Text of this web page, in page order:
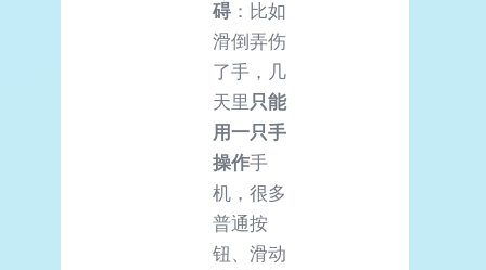
碍：比如
滑倒弄伤
了手，几
天里只能
用一只手
操作手
机，很多
普通按
钮、滑动